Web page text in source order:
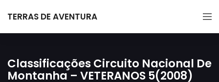
TERRAS DE AVENTURA
Classificações Circuito Nacional De
Montanha – VETERANOS 5(2008)